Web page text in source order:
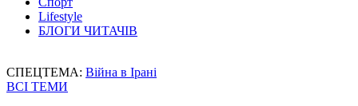
Lifestyle
БЛОГИ ЧИТАЧІВ
СПЕЦТЕМА: Війна в Ірані
ВСІ ТЕМИ